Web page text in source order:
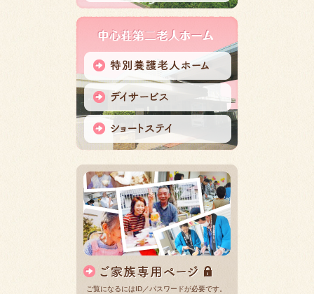
ご覧になるにはID／パスワードが必要です。